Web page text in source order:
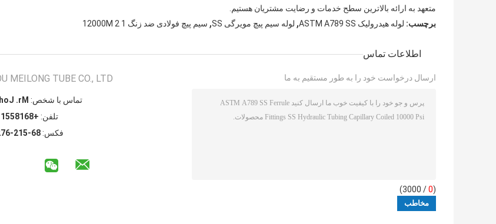
متعهد به ارائه بالاترین سطح خدمات و رضایت مشتریان هستیم.
برچسب: لوله هیدرولیک ASTM A789 SS , لوله سیم پیچ مویرگی SS , سیم پیچ فولادی ضد زنگ 1 2 12000M
اطلاعات تماس
MEILONG TUBE CO., LTD.
تماس با شخص: Chen
تلفن:
فکس: 67253682
ارسال درخواست خود را به طور مستقیم به ما
(
0
/ 3000)